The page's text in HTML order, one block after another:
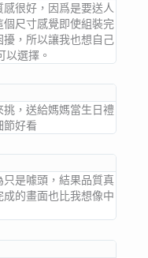
很好，因爲是要送人
尺寸感覺即使組裝完
，所以讓我也想自己
選擇。
，送給媽媽當生日禮
節好看
是噱頭，結果品質真
的畫面也比我想像中